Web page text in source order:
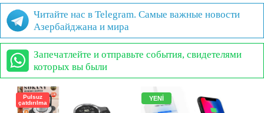
Читайте нас в Telegram. Самые важные новости
Азербайджана и мира
Запечатлейте и отправьте события, свидетелями
которых вы были